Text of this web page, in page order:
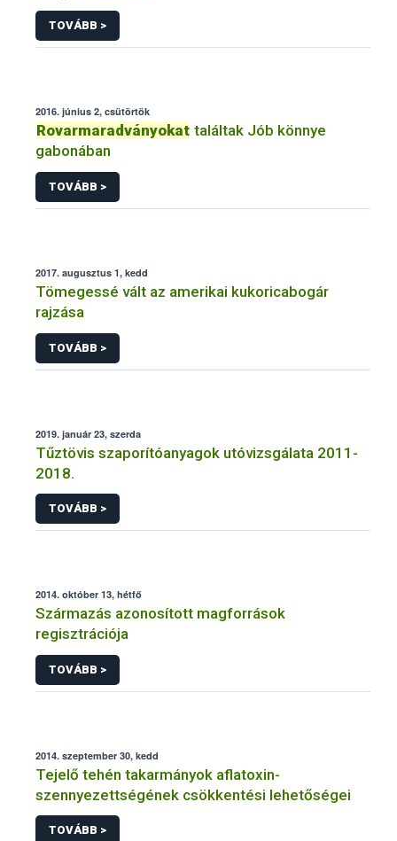
TOVÁBB >
2016. június 2, csütörtök
Rovarmaradványokat találtak Jób könnye
gabonában
TOVÁBB >
2017. augusztus 1, kedd
Tömegessé vált az amerikai kukoricabogár
rajzása
TOVÁBB >
2019. január 23, szerda
Tűztövis szaporítóanyagok utóvizsgálata 2011-
2018.
TOVÁBB >
2014. október 13, hétfő
Származás azonosított magforrások
regisztrációja
TOVÁBB >
2014. szeptember 30, kedd
Tejelő tehén takarmányok aflatoxin-
szennyezettségének csökkentési lehetőségei
TOVÁBB >